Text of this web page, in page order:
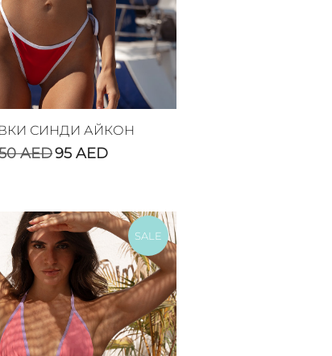
СИНДИ АЙКОН
AED95AED
SALE